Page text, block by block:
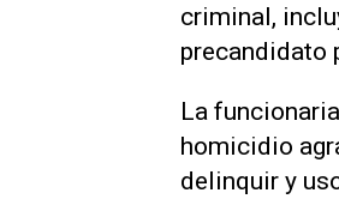
criminal,
precandidato
La
homicidio
delinquir y